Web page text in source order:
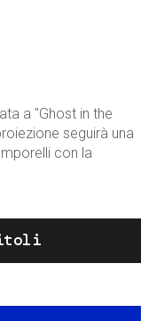
a "Ghost in the
seguirà una
con la